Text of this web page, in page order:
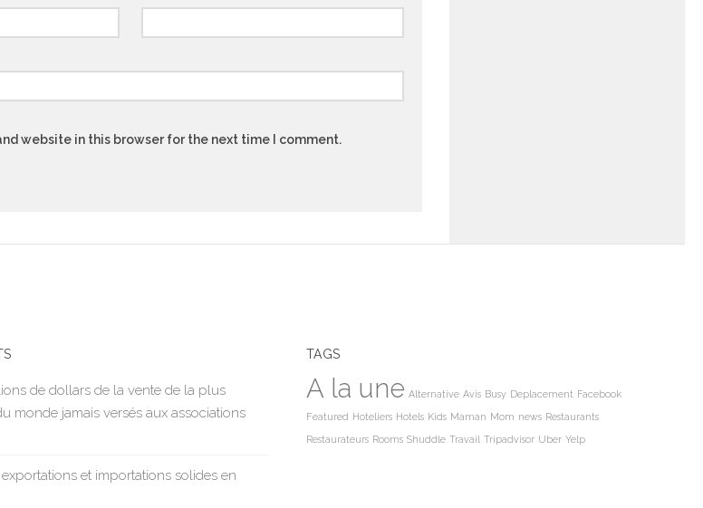
website in this browser for the next time I comment.
de dollars de la vente de la plus
monde jamais versés aux associations
et importations solides en
TAGS
A la une Alternative Avis Busy Deplacement Facebook
Featured Hoteliers Hotels Kids Maman Mom news Restaurants
Restaurateurs Rooms Shuddle Travail Tripadvisor Uber Yelp